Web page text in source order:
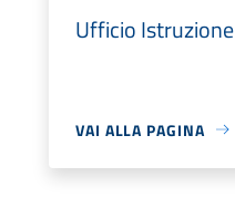
Ufficio Istruzione
VAI ALLA PAGINA